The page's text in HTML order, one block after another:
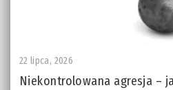
22 lipca, 2026
Niekontrolowana agresja –